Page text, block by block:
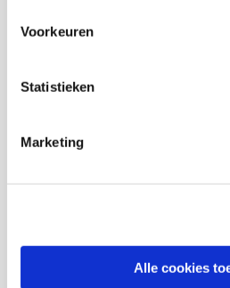
Voorkeuren
Statistieken
Marketing
Alle cookies
(Arbeids)participatie